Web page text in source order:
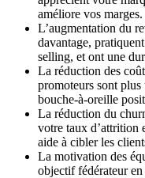
améliore vos marges.
L’augmentation du
davantage,
selling, et ont une
La réduction des
promoteurs sont
bouche-à-oreille
La réduction du
votre taux d’attrition
aide à cibler les
La motivation des
objectif fédérateur en